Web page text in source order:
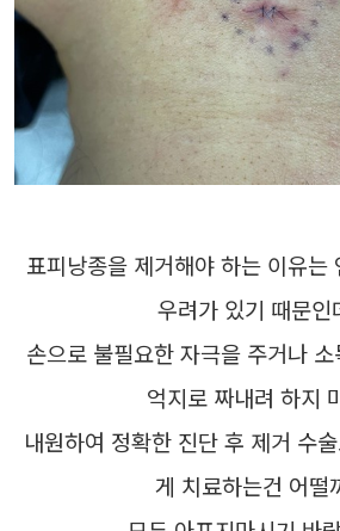
표피낭종을 제거해야 하는 이유는
우려가 있기 때문인
손으로 불필요한 자극을 주거나
억지로 짜내려 하지
내원하여 정확한 진단 후 제거 수
게 치료하는건 어떨